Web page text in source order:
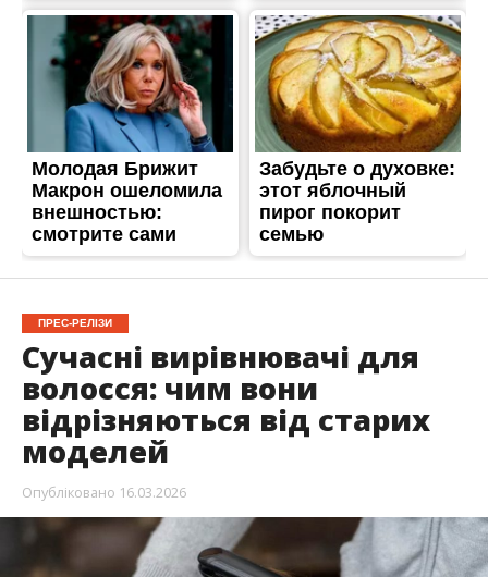
ПРЕС-РЕЛІЗИ
Сучасні вирівнювачі для
волосся: чим вони
відрізняються від старих
моделей
Опубліковано 16.03.2026